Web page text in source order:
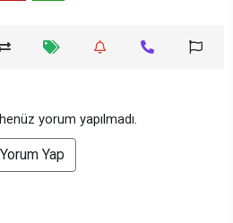
yorum yapılmadı.
Yorum Yap